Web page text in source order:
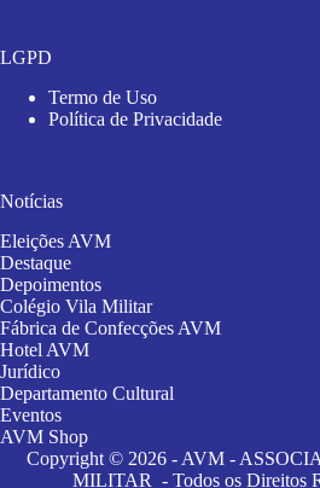
LGPD
Termo de Uso
Política de Privacidade
Notícias
Eleições AVM
Destaque
Depoimentos
Colégio Vila Militar
Fábrica de Confecções AVM
Hotel AVM
Jurídico
Departamento Cultural
Eventos
AVM Shop
Copyright © 2026 - AVM -
MILITAR - Todos os Direitos